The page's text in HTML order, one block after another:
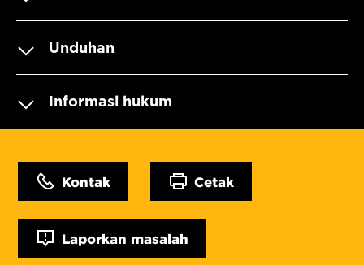
Unduhan
Informasi hukum
Kontak Cetak
Laporkan masalah